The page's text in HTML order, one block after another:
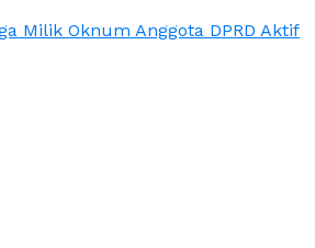
Milik Oknum Anggota DPRD Aktif